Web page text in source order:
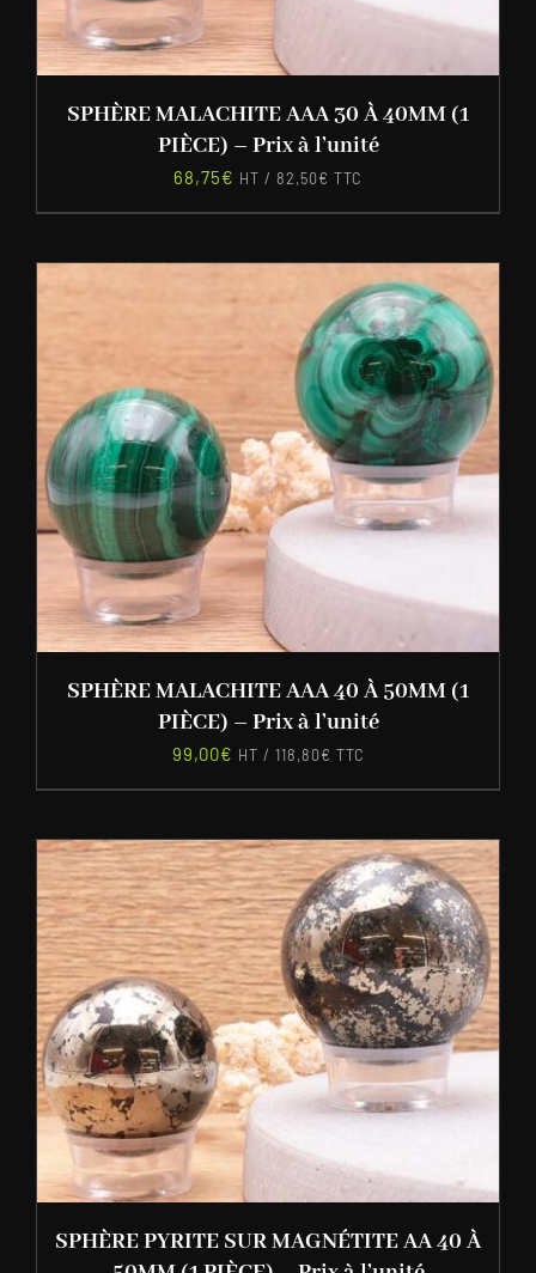
SPHÈRE MALACHITE AAA 30 À 40MM (1
PIÈCE) – Prix à l’unité
68,75€ HT / 82,50€ TTC
SPHÈRE MALACHITE AAA 40 À 50MM (1
PIÈCE) – Prix à l’unité
99,00€ HT / 118,80€ TTC
SPHÈRE PYRITE SUR MAGNÉTITE AA 40 À